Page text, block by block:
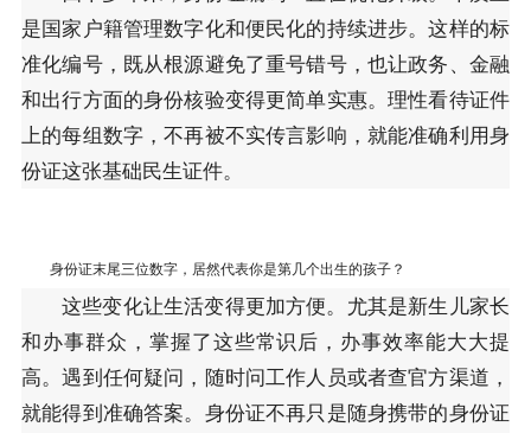
是国家户籍管理数字化和便民化的持续进步。这样的标
准化编号，既从根源避免了重号错号，也让政务、金融
和出行方面的身份核验变得更简单实惠。理性看待证件
上的每组数字，不再被不实传言影响，就能准确利用身
份证这张基础民生证件。
身份证末尾三位数字，居然代表你是第几个出生的孩子？
这些变化让生活变得更加方便。尤其是新生儿家长
和办事群众，掌握了这些常识后，办事效率能大大提
高。遇到任何疑问，随时问工作人员或者查官方渠道，
就能得到准确答案。身份证不再只是随身携带的身份证